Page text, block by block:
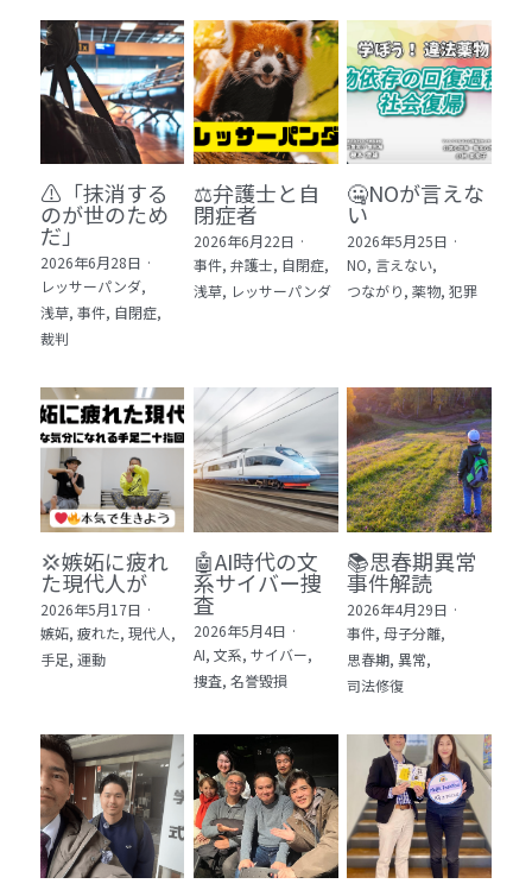
6 セールス・マーケティング・ビジネスモデ
ル 21冊
7 ライフスタイル・防災・科学技術 12冊
8 アジア・歴史・未来予測 11冊
🎬Dramas(おすすめの小説・漫画・ドラマ・
映画)
⚠️「抹消する
のが世のため
だ」​
2026年6月28日 ·
レッサーパンダ,
浅草, 事件, 自閉症,
裁判
⚖️弁護士と自
閉症者
2026年6月22日 ·
事件, 弁護士, 自閉症,
浅草, レッサーパンダ
🤐NOが言えな
い
2026年5月25日 ·
NO, 言えない,
つながり, 薬物, 犯罪
💢嫉妬に疲れ
た現代人が
2026年5月17日 ·
嫉妬, 疲れた, 現代人,
手足, 運動
🤖AI時代の文
系サイバー捜
査
2026年5月4日 ·
AI, 文系, サイバー,
捜査, 名誉毀損
📚思春期異常
事件解読
2026年4月29日 ·
事件, 母子分離,
思春期, 異常,
司法修復